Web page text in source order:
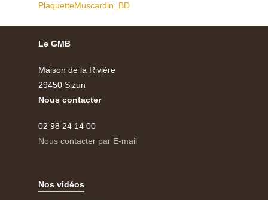
PlaquetteMuscardin_BD
Le GMB
Maison de la Rivière
29450 Sizun
Nous contacter
02 98 24 14 00
Nous contacter par E-mail
Nos vidéos